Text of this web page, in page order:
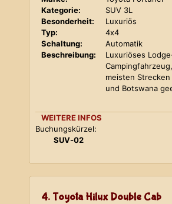
Kategorie:
SUV 3L
Besonderheit:
Luxuriös
Typ:
4x4
Schaltung:
Automatik
Beschreibung:
Luxuriöses
meisten Strecken
und Botswana
WEITERE INFOS
Buchungskürzel:
SUV-02
4. Toyota Hilux Double Cab